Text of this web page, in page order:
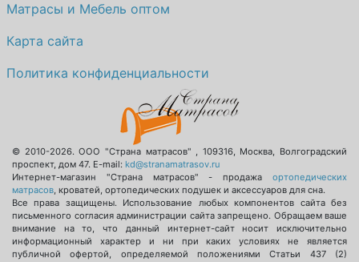
Матрасы и Мебель оптом
Карта сайта
Политика конфиденциальности
© 2010-2026.ООО "Страна матрасов" , 109316, Москва, Волгоградский
проспект, дом 47. E-mail: kd@stranamatrasov.ru
Интернет-магазин "Страна матрасов" - продажа ортопедических
матрасов, кроватей, ортопедических подушек и аксессуаров для сна.
Все права защищены. Использование любых компонентов сайта без
письменного согласия администрации сайта запрещено. Обращаем ваше
внимание на то, что данный интернет-сайт носит исключительно
информационный характер и ни при каких условиях не является
публичной офертой, определяемой положениями Статьи 437 (2)